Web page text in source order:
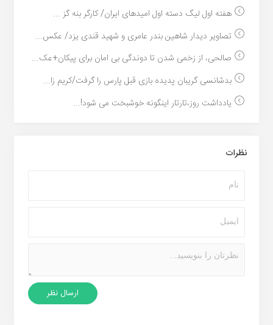
هفته اول لیگ دسته اول امیدهای ایران/ کارگر بنه گز ...
تصاویر دیدار شاهین بندر عامری و شهید قندی یزد/ عکس...
صالحی، از زخمی شدن تا دوندگی بی امان برای پیکان+عک...
بدشانسی گریبان پدیده بازی قبل پارس را گرفت/کریم زا...
یادداشت روز،تارتار اینگونه خوشبخت می شود!...
نظرات